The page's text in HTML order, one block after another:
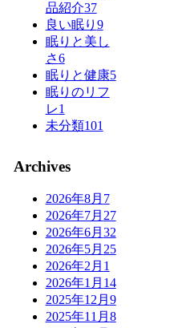
品紹介37
良い眠り 9
眠りと美し
さ6
眠りと健康5
眠りのリフ
レ1
未分類101
Archives
2026年8月 7
2026年7月 27
2026年6月 32
2026年5月 25
2026年2月 1
2026年1月 14
2025年12月 9
2025年11月 8